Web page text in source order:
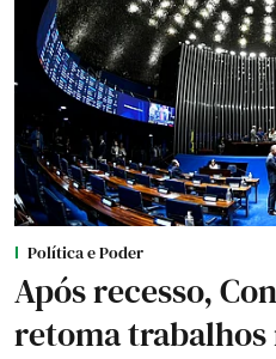
Política e Poder
Após recesso,
retoma trabalhos